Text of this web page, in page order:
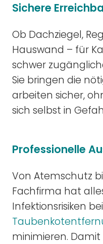
Sichere
Ob Dachziegel,
Hauswand – für
schwer
Sie bringen die
arbeiten sicher,
sich selbst in
Professionelle
Von Atemschutz
Fachfirma hat
Infektionsrisiken
minimieren.